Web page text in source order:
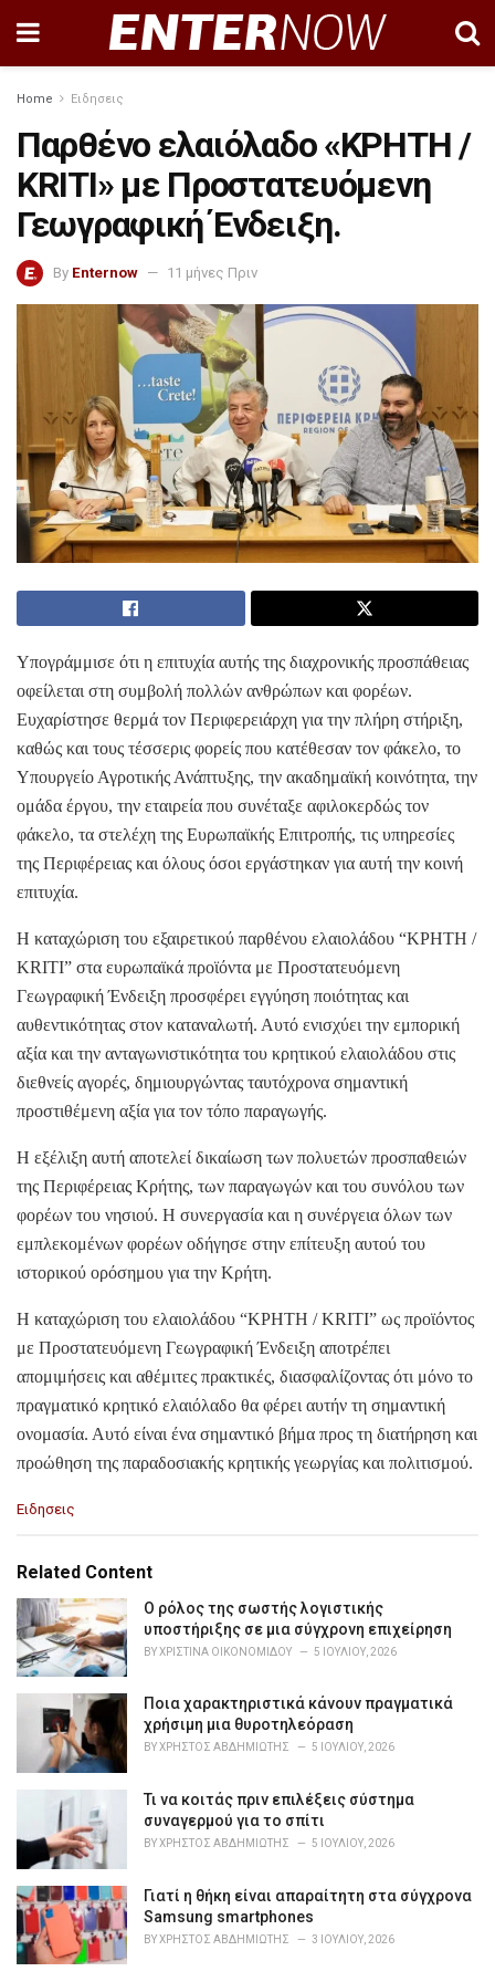
Home Ειδησεις
Παρθένο ελαιόλαδο «ΚΡΗΤΗ /
KRITI» με Προστατευόμενη
Γεωγραφική Ένδειξη.
By Enternow 11 μήνες Πριν
Υπογράμμισε ότι η επιτυχία αυτής της διαχρονικής προσπάθειας
οφείλεται στη συμβολή πολλών ανθρώπων και φορέων.
Ευχαρίστησε θερμά τον Περιφερειάρχη για την πλήρη στήριξη,
καθώς και τους τέσσερις φορείς που κατέθεσαν τον φάκελο, το
Υπουργείο Αγροτικής Ανάπτυξης, την ακαδημαϊκή κοινότητα, την
ομάδα έργου, την εταιρεία που συνέταξε αφιλοκερδώς τον
φάκελο, τα στελέχη της Ευρωπαϊκής Επιτροπής, τις υπηρεσίες
της Περιφέρειας και όλους όσοι εργάστηκαν για αυτή την κοινή
επιτυχία.
Η καταχώριση του εξαιρετικού παρθένου ελαιολάδου “ΚΡΗΤΗ /
KRITI” στα ευρωπαϊκά προϊόντα με Προστατευόμενη
Γεωγραφική Ένδειξη προσφέρει εγγύηση ποιότητας και
αυθεντικότητας στον καταναλωτή. Αυτό ενισχύει την εμπορική
αξία και την ανταγωνιστικότητα του κρητικού ελαιολάδου στις
διεθνείς αγορές, δημιουργώντας ταυτόχρονα σημαντική
προστιθέμενη αξία για τον τόπο παραγωγής.
Η εξέλιξη αυτή αποτελεί δικαίωση των πολυετών προσπαθειών
της Περιφέρειας Κρήτης, των παραγωγών και του συνόλου των
φορέων του νησιού. Η συνεργασία και η συνέργεια όλων των
εμπλεκομένων φορέων οδήγησε στην επίτευξη αυτού του
ιστορικού ορόσημου για την Κρήτη.
Η καταχώριση του ελαιολάδου “ΚΡΗΤΗ / KRITI” ως προϊόντος
με Προστατευόμενη Γεωγραφική Ένδειξη αποτρέπει
απομιμήσεις και αθέμιτες πρακτικές, διασφαλίζοντας ότι μόνο το
πραγματικό κρητικό ελαιόλαδο θα φέρει αυτήν τη σημαντική
ονομασία. Αυτό είναι ένα σημαντικό βήμα προς τη διατήρηση και
προώθηση της παραδοσιακής κρητικής γεωργίας και πολιτισμού.
C
e
o
r
i
e
Ειδησεις
Related Content
Ο ρόλος της σωστής λογιστικής
υποστήριξης σε μια σύγχρονη επιχείρηση
BYΧΡΙΣΤΊΝΑ ΟΙΚΟΝΟΜΊΔΟΥ 5 ΙΟΥΛΊΟΥ, 2026
Ποια χαρακτηριστικά κάνουν πραγματικά
χρήσιμη μια θυροτηλεόραση
BYΧΡΉΣΤΟΣ ΑΒΔΗΜΙΏΤΗΣ 5 ΙΟΥΛΊΟΥ, 2026
Τι να κοιτάς πριν επιλέξεις σύστημα
συναγερμού για το σπίτι
BYΧΡΉΣΤΟΣ ΑΒΔΗΜΙΏΤΗΣ 5 ΙΟΥΛΊΟΥ, 2026
Γιατί η θήκη είναι απαραίτητη στα σύγχρονα
Samsung smartphones
BYΧΡΉΣΤΟΣ ΑΒΔΗΜΙΏΤΗΣ 3 ΙΟΥΛΊΟΥ, 2026